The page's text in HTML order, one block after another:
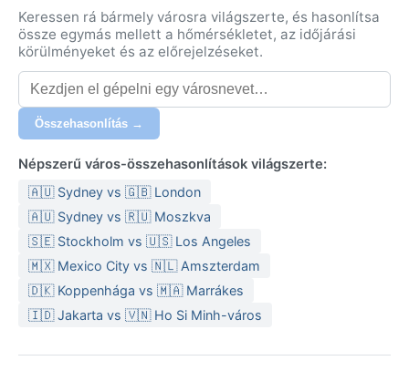
Keressen rá bármely városra világszerte, és hasonlítsa
össze egymás mellett a hőmérsékletet, az időjárási
körülményeket és az előrejelzéseket.
Összehasonlítás →
Népszerű város-összehasonlítások világszerte:
🇦🇺 Sydney vs 🇬🇧 London
🇦🇺 Sydney vs 🇷🇺 Moszkva
🇸🇪 Stockholm vs 🇺🇸 Los Angeles
🇲🇽 Mexico City vs 🇳🇱 Amszterdam
🇩🇰 Koppenhága vs 🇲🇦 Marrákes
🇮🇩 Jakarta vs 🇻🇳 Ho Si Minh-város